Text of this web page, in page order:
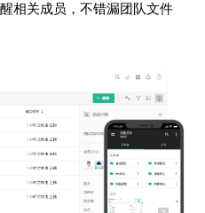
相关成员，不错漏团队文件